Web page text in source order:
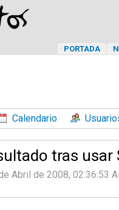
PORTADA
Calendario
tras
Abril de 2008, 02:36:53